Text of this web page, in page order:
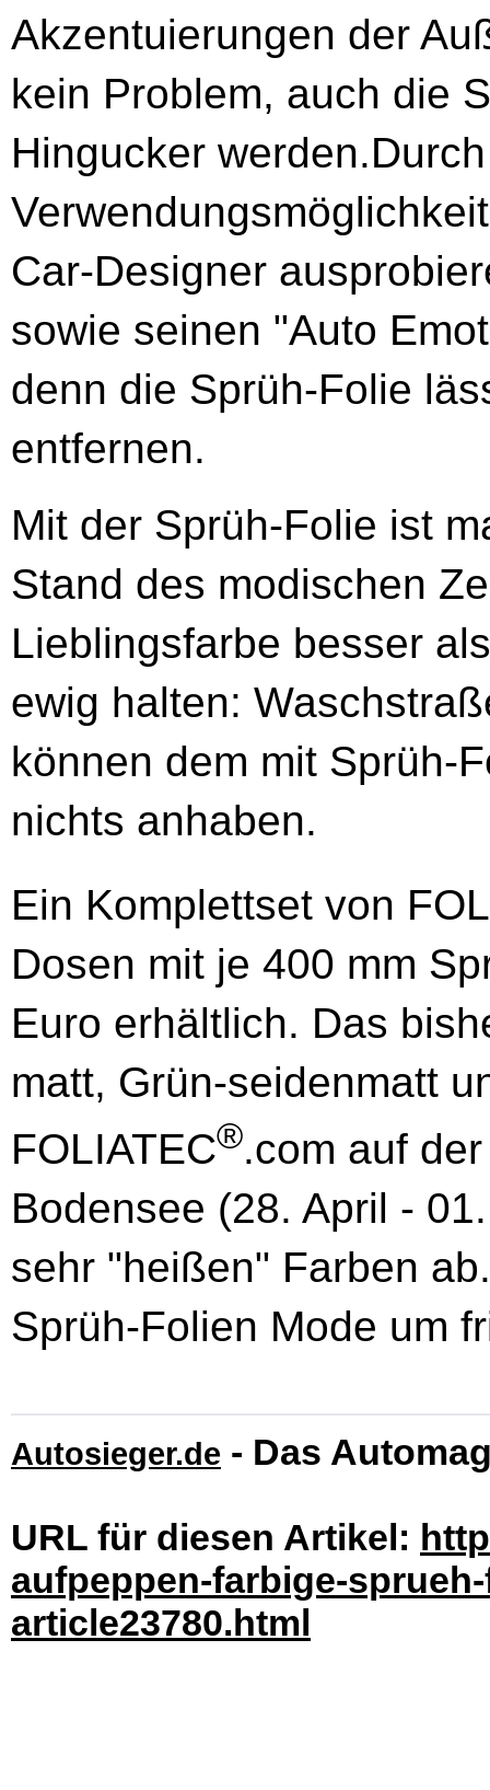
Akzentuierungen der
kein Problem, auch die
Hingucker
Car-Designer
sowie seinen "Auto
denn die Sprüh-Folie
entfernen.
Mit der Sprüh-Folie ist
Stand des modischen
Lieblingsfarbe besser
ewig halten:
können dem mit Sprüh-
nichts anhaben.
Ein Komplettset von
Dosen mit je 400 mm
Euro erhältlich. Das
matt, Grün-seidenmatt
FOLIATEC®.com auf
Bodensee (28. April -
sehr "heißen" Farben
Sprüh-Folien Mode um
Autosieger.de - Das
URL für diesen Artikel:
aufpeppen-farbige-
article23780.html